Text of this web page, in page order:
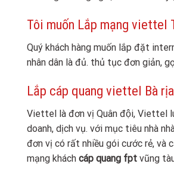
Tôi muốn Lắp mạng viettel
Quý khách hàng muốn lắp đặt
nhân dân là đủ. thủ tục đơn giản,
Lắp cáp quang viettel Bà
Viettel là đơn vị Quân đội, Viettel
doanh, dịch vụ. với mục tiêu nhà
đơn vị có rất nhiều gói cước rẻ, và
mạng khách cáp quang fpt vũng